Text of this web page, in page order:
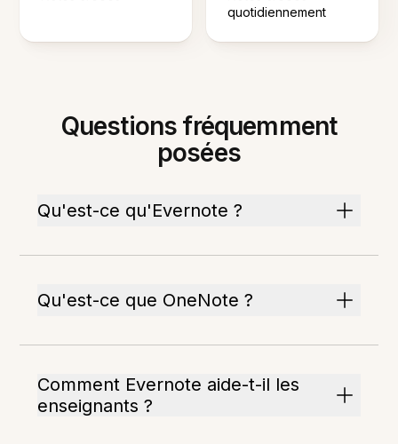
quotidiennement
Questions fréquemment
posées
Qu'est-ce qu'Evernote ?
Qu'est-ce que OneNote ?
Comment Evernote aide-t-il les
enseignants ?